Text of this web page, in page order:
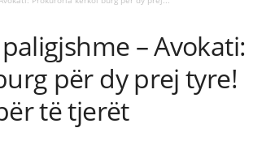
– Avokati:
për dy prej tyre!
të tjerët